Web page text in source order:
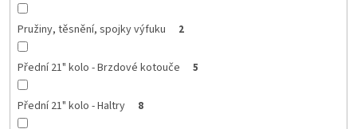
Pružiny, těsnění, spojky výfuku 2
Přední 21" kolo - Brzdové kotouče 5
Přední 21" kolo - Haltry 8